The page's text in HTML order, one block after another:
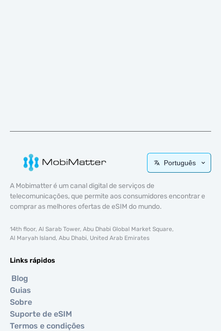
Português
A Mobimatter é um canal digital de serviços de
telecomunicações, que permite aos consumidores encontrar e
comprar as melhores ofertas de eSIM do mundo.
14th floor, Al Sarab Tower, Abu Dhabi Global Market Square,
Al Maryah Island, Abu Dhabi, United Arab Emirates
Links rápidos
Blog
Guias
Sobre
Suporte de eSIM
Termos e condições